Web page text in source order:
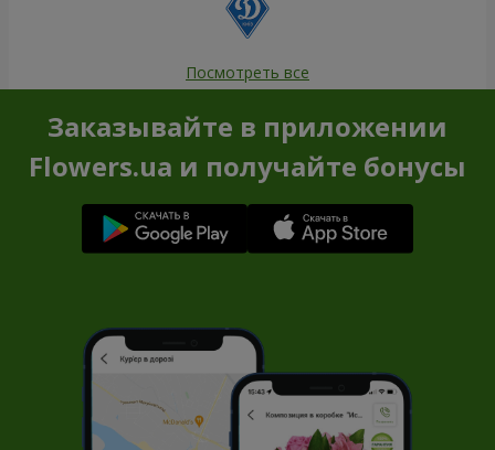
Посмотреть все
Заказывайте в приложении
Flowers.ua и получайте бонусы